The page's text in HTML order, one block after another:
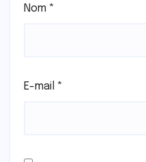
Nom *
E-mail *